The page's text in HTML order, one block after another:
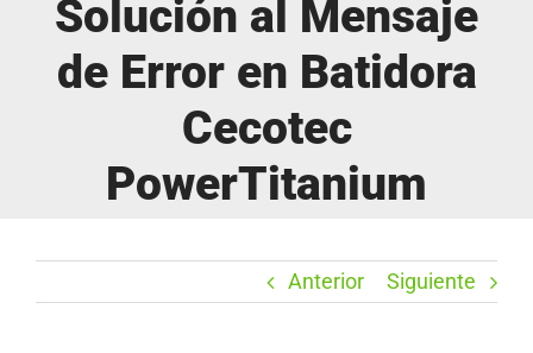
Solución al Mensaje
de Error en Batidora
Cecotec
PowerTitanium
Anterior Siguiente